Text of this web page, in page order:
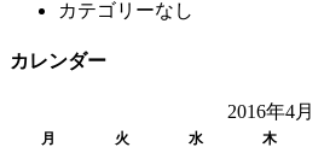
カテゴリーなし
カレンダー
2016年4月
月 火 水 木